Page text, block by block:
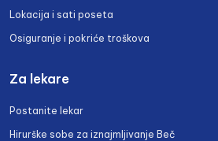
Lokacija i sati poseta
Osiguranje i pokriće troškova
Za lekare
Postanite lekar
Hirurške sobe za iznajmljivanje Beč